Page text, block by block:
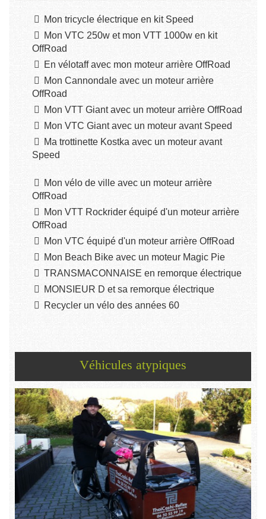
Mon tricycle électrique en kit Speed
Mon VTC 250w et mon VTT 1000w en kit
OffRoad
En vélotaff avec mon moteur arrière OffRoad
Mon Cannondale avec un moteur arrière
OffRoad
Mon VTT Giant avec un moteur arrière OffRoad
Mon VTC Giant avec un moteur avant Speed
Ma trottinette Kostka avec un moteur avant
Speed
Mon vélo de ville avec un moteur arrière
OffRoad
Mon VTT Rockrider équipé d'un moteur arrière
OffRoad
Mon VTC équipé d'un moteur arrière OffRoad
Mon Beach Bike avec un moteur Magic Pie
TRANSMACONNAISE en remorque électrique
MONSIEUR D et sa remorque électrique
Recycler un vélo des années 60
Véhicules atypiques